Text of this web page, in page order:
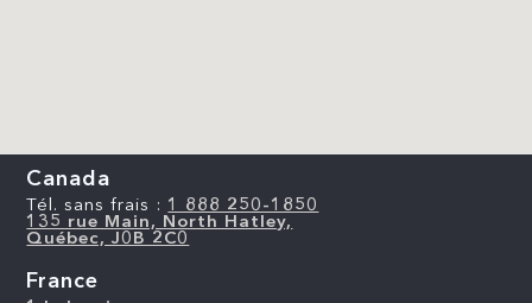
Canada
Tél. sans frais : 1 888 250-1850
135 rue Main, North Hatley,
Québec, J0B 2C0
France